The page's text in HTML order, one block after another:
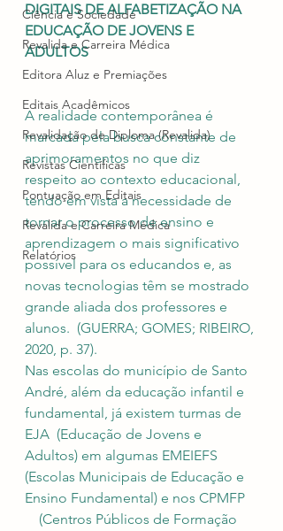
Ciência e Sociedade
Revalida e Carreira Médica
Editora Aluz e Premiações
Editais Acadêmicos
Revalidação de Diploma (Revalida)
Revistas Científicas
Pontuação em Editais
Revalida e Carreira Médica
Relatórios
DIGITAIS DE ALFABETIZAÇÃO NA
EDUCAÇÃO DE JOVENS E
ADULTOS
A realidade contemporânea é
marcada pela busca constante de
aprimoramentos no que diz
respeito ao contexto educacional,
tendo em vista a necessidade de
tornar o processo de ensino e
aprendizagem o mais significativo
possível para os educandos e, as
novas tecnologias têm se mostrado
grande aliada dos professores e
alunos.  (GUERRA; GOMES; RIBEIRO,
2020, p. 37).
Nas escolas do município de Santo
André, além da educação infantil e
fundamental, já existem turmas de
EJA  (Educação de Jovens e
Adultos) em algumas EMEIEFS
(Escolas Municipais de Educação e
Ensino Fundamental) e nos CPMFP
(Centros Públicos de Formação